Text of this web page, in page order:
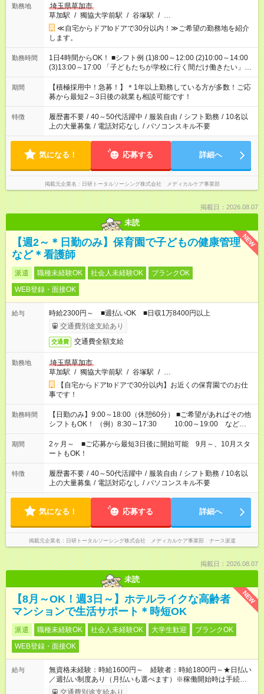
勤務地
埼玉県草加市
草加駅 / 獨協大学前駅 / 谷塚駅 / …
≪自宅からドアtoドアで30分以内！≫ご希望の勤務地を紹介
します。
勤務時間
1日4時間からOK！ ■シフト例 (1)8:00～12:00 (2)10:00～14:00
(3)13:00～17:00 「子どもたちが学校に行く間だけ働きたい」
「余裕を持って夕飯の準備がしたい」 「午前中は働いて、午後
はプライベートの時間にしたい」 など、ご希望を教えてくださ
いね。 ※Wワーク希望の方へ 今ご覧のお仕事で希望する勤務時
間と、もう1つのお仕事の勤務時間。 合計で週40時間を超える
場合は応募できません。
期間
【積極採用中！急募！】＊1年以上勤務している方が多数！ご応
募から最短2～3日後の就業も相談可能です！
特徴 履歴書不要 / 40～50代活躍中 / 服装自由 / シフト勤務 / 10名以
上の大量募集 / 電話対応なし / パソコンスキル不要
気になる！ 応募する 詳細へ
掲載元企業名 日研トータルソーシング株式会社 メディカルケア事業部
掲載日：2026.08.07
未読
NEW
【週2～＊日勤のみ】保育園で子どもの健康管理
など＊看護師
派遣 職種未経験OK 社会人未経験OK
ブランクOK
WEB登録・面接OK
給与
時給2300円～ ■週払いOK ■日収1万8400円以上
交通費別途支給あり
交通費 交通費全額支給
勤務地
埼玉県草加市
草加駅 / 獨協大学前駅 / 谷塚駅 / …
【自宅からドアtoドアで30分以内】お近くの保育園でのお仕
事です！
勤務時間
【日勤のみ】9:00～18:00（休憩60分） ■ご希望があればその他
シフトもOK！ （例）8:30～17:30 10:00～19:00 など
「家族とお休みを合わせたい」 「余裕を持って夕飯の準備がし
たい」 「できれば残業はしたくない」 など、ご希望があれば教
えてくださいね。 ※Wワーク希望の方へ 今ご覧のお仕事で希望
する勤務時間と、もう1つのお仕事の勤務時間。 合計で週40時
間を超える場合は応募できません
期間
2ヶ月～ ■ご応募から最短3日後に開始可能 9月～、10月スタ
ートもOK！
特徴 履歴書不要 / 40～50代活躍中 / 服装自由 / シフト勤務 / 10名以
上の大量募集 / 電話対応なし / パソコンスキル不要
気になる！ 応募する 詳細へ
掲載元企業名 日研トータルソーシング株式会社 メディカルケア事業部 ナース派遣
掲載日：2026.08.07
未読
NEW
【8月～OK！週3日～】ホテルライクな高齢者
マンションで生活サポート＊時短OK
派遣 職種未経験OK 社会人未経験OK 大学生歓迎
ブランクOK
WEB登録・面接OK
給与
無資格未経験：時給1600円～ 経験者：時給1800円～★日払い
／週払い制度あり（月払いも選べます）※稼働開始時は手続き完
了次第のお支払いとなります。
交通費別途支給あり